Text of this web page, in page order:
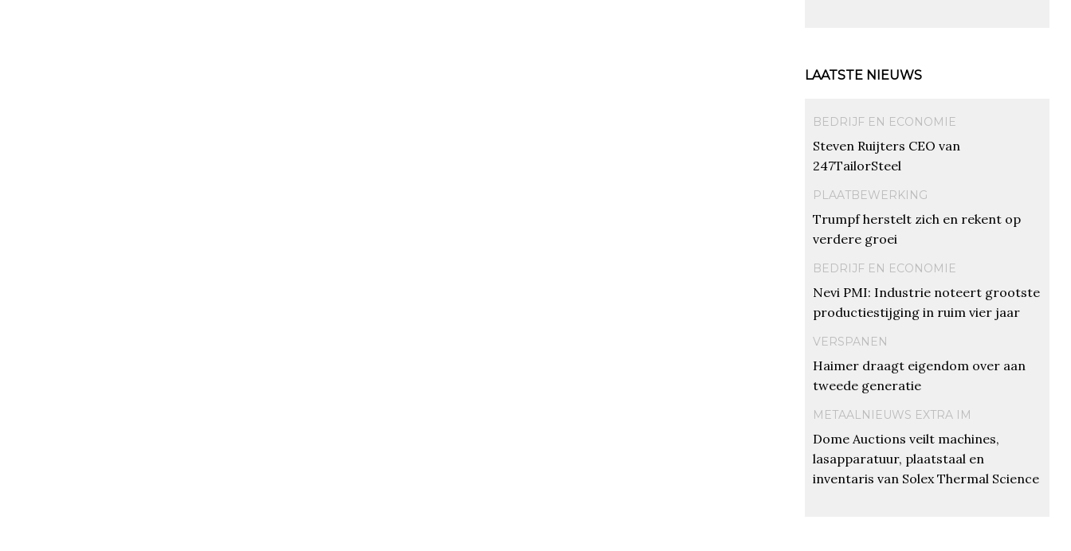
LAATSTE NIEUWS
BEDRIJF EN ECONOMIE
Steven Ruijters CEO van
247TailorSteel
PLAATBEWERKING
Trumpf herstelt zich en rekent op
verdere groei
BEDRIJF EN ECONOMIE
Nevi PMI: Industrie noteert grootste
productiestijging in ruim vier jaar
VERSPANEN
Haimer draagt eigendom over aan
tweede generatie
METAALNIEUWS EXTRA IM
Dome Auctions veilt machines,
lasapparatuur, plaatstaal en
inventaris van Solex Thermal Science